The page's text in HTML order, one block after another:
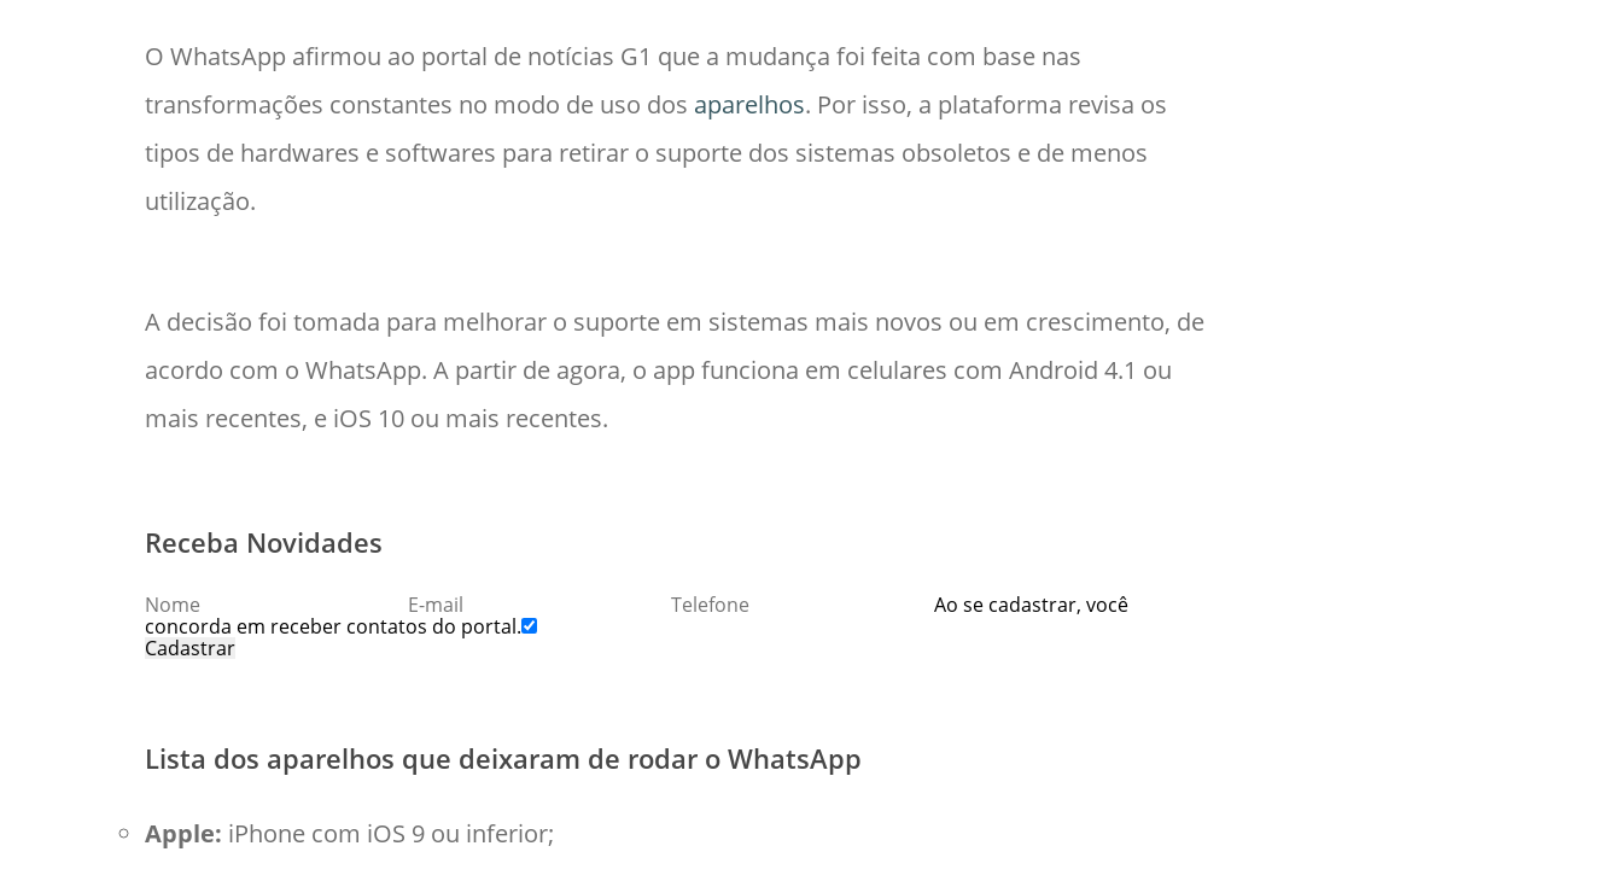
O WhatsApp afirmou ao portal de notícias G1 que a mudança foi feita com base nas
transformações constantes no modo de uso dos aparelhos. Por isso, a plataforma revisa os
tipos de hardwares e softwares para retirar o suporte dos sistemas obsoletos e de menos
utilização.
A decisão foi tomada para melhorar o suporte em sistemas mais novos ou em crescimento, de
acordo com o WhatsApp. A partir de agora, o app funciona em celulares com Android 4.1 ou
mais recentes, e iOS 10 ou mais recentes.
Receba Novidades
Ao se cadastrar, você
concorda em receber contatos do portal.
Cadastrar
Lista dos aparelhos que deixaram de rodar o WhatsApp
Apple: iPhone com iOS 9 ou inferior;